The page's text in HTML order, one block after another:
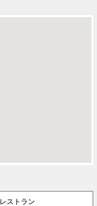
レストラン